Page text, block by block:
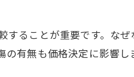
ることが重要です。なぜ
有無も価格決定に影響し